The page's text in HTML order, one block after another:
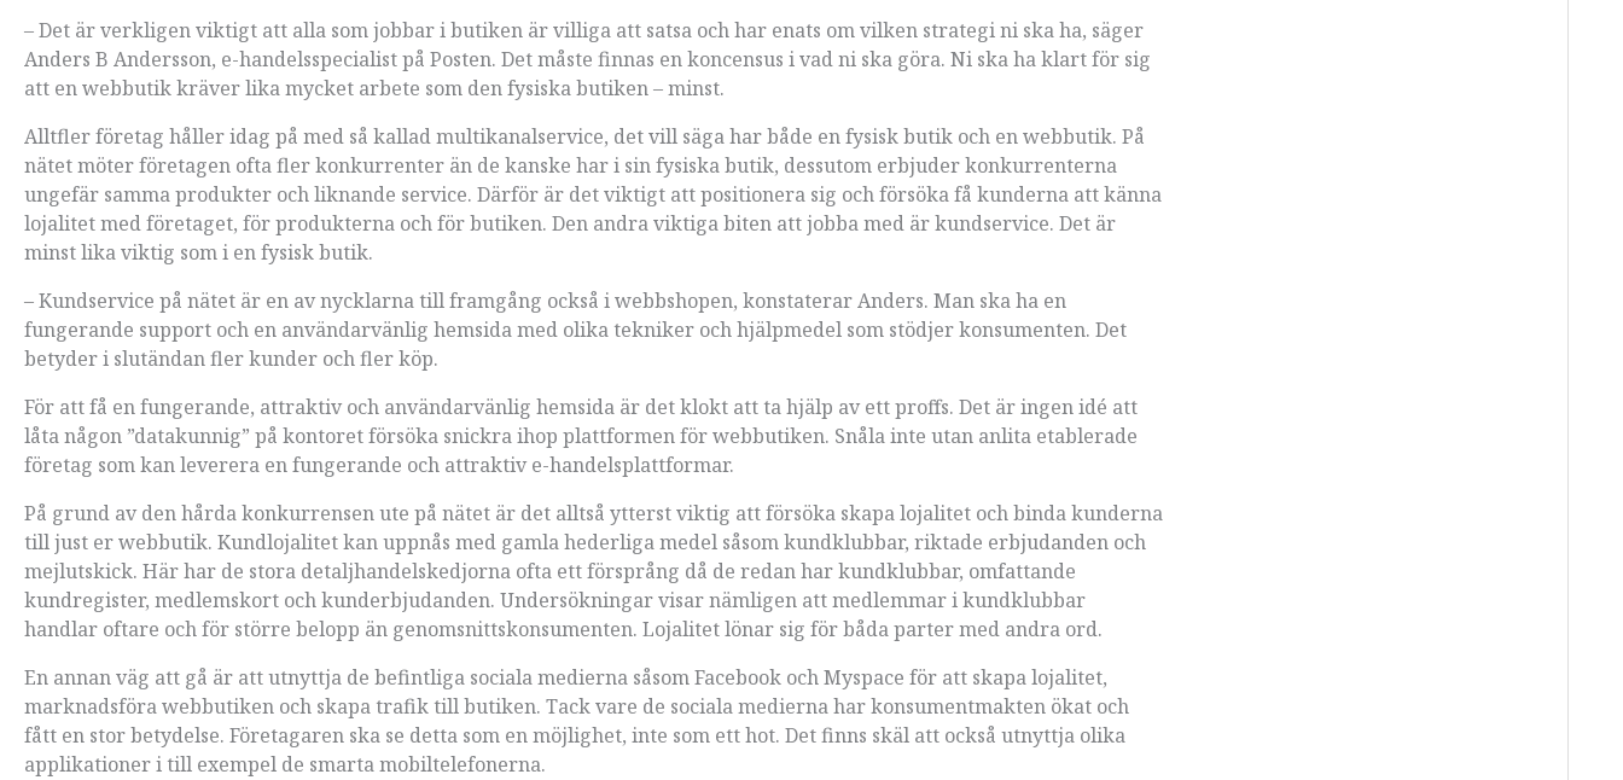
– Det är verkligen viktigt att alla som jobbar i butiken är villiga att satsa och har enats om vilken strategi ni ska ha, säger
Anders B Andersson, e-handelsspecialist på Posten. Det måste finnas en koncensus i vad ni ska göra. Ni ska ha klart för sig
att en webbutik kräver lika mycket arbete som den fysiska butiken – minst.
Alltfler företag håller idag på med så kallad multikanalservice, det vill säga har både en fysisk butik och en webbutik. På
nätet möter företagen ofta fler konkurrenter än de kanske har i sin fysiska butik, dessutom erbjuder konkurrenterna
ungefär samma produkter och liknande service. Därför är det viktigt att positionera sig och försöka få kunderna att känna
lojalitet med företaget, för produkterna och för butiken. Den andra viktiga biten att jobba med är kundservice. Det är
minst lika viktig som i en fysisk butik.
– Kundservice på nätet är en av nycklarna till framgång också i webbshopen, konstaterar Anders. Man ska ha en
fungerande support och en användarvänlig hemsida med olika tekniker och hjälpmedel som stödjer konsumenten. Det
betyder i slutändan fler kunder och fler köp.
För att få en fungerande, attraktiv och användarvänlig hemsida är det klokt att ta hjälp av ett proffs. Det är ingen idé att
låta någon ”datakunnig” på kontoret försöka snickra ihop plattformen för webbutiken. Snåla inte utan anlita etablerade
företag som kan leverera en fungerande och attraktiv e-handelsplattformar.
På grund av den hårda konkurrensen ute på nätet är det alltså ytterst viktig att försöka skapa lojalitet och binda kunderna
till just er webbutik. Kundlojalitet kan uppnås med gamla hederliga medel såsom kundklubbar, riktade erbjudanden och
mejlutskick. Här har de stora detaljhandelskedjorna ofta ett försprång då de redan har kundklubbar, omfattande
kundregister, medlemskort och kunderbjudanden. Undersökningar visar nämligen att medlemmar i kundklubbar
handlar oftare och för större belopp än genomsnittskonsumenten. Lojalitet lönar sig för båda parter med andra ord.
En annan väg att gå är att utnyttja de befintliga sociala medierna såsom Facebook och Myspace för att skapa lojalitet,
marknadsföra webbutiken och skapa trafik till butiken. Tack vare de sociala medierna har konsumentmakten ökat och
fått en stor betydelse. Företagaren ska se detta som en möjlighet, inte som ett hot. Det finns skäl att också utnyttja olika
applikationer i till exempel de smarta mobiltelefonerna.